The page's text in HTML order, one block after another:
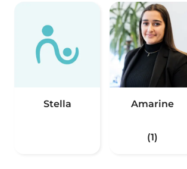
Stella Amarine
(1)